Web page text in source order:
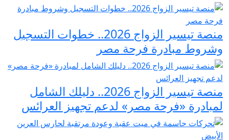
منصة تيسير الزواج 2026.. خطوات التسجيل
وشروط مبادرة فرحة مصر
منصة تيسير الزواج 2026.. دليلك الشامل
لمبادرة «فرحة مصر» لدعم تجهيز العرائس